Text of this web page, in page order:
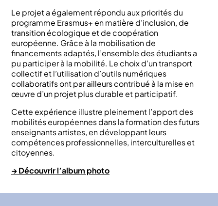
Le projet a également répondu aux priorités du
programme Erasmus+ en matière d’inclusion, de
transition écologique et de coopération
européenne. Grâce à la mobilisation de
financements adaptés, l’ensemble des étudiants a
pu participer à la mobilité. Le choix d’un transport
collectif et l’utilisation d’outils numériques
collaboratifs ont par ailleurs contribué à la mise en
œuvre d’un projet plus durable et participatif.
Cette expérience illustre pleinement l’apport des
mobilités européennes dans la formation des futurs
enseignants artistes, en développant leurs
compétences professionnelles, interculturelles et
citoyennes.
→ Découvrir l’album photo